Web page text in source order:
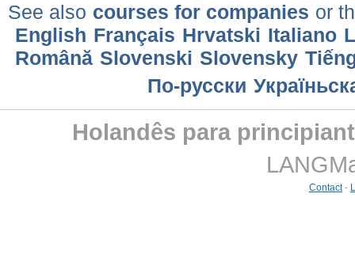
See also courses for companies or
English Français Hrvatski Italiano
Română Slovenski Slovensky
По-русски
Holandês para
Contact-